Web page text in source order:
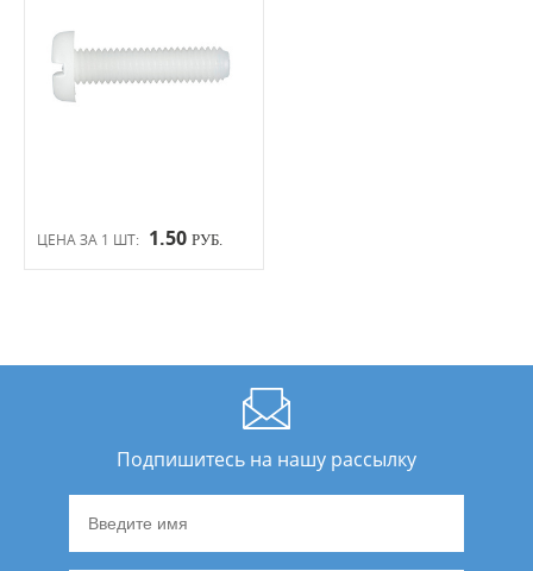
ЦЕНА ЗА 1 ШТ: 1.50 РУБ.
Подпишитесь на нашу рассылку